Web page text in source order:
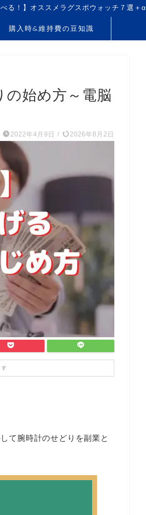
る！】オススメラグスポウォッチ７選＋α
購入時&維持費の豆知識
の始め方～電脳
2022年4月9日 / 2026年8月2日
て腕時計のせどりを副業と